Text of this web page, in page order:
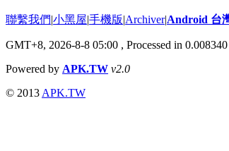
聯繫我們|小黑屋|手機版|Archiver|Android 台
GMT+8, 2026-8-8 05:00 , Processed in
Powered by APK.TW v2.0
© 2013 APK.TW